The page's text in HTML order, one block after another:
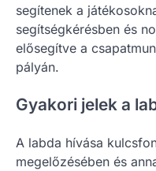
segítenek a
segítségkérésben és
elősegítve a
pályán.
Gyakori jelek a
A labda hívása
megelőzésében és